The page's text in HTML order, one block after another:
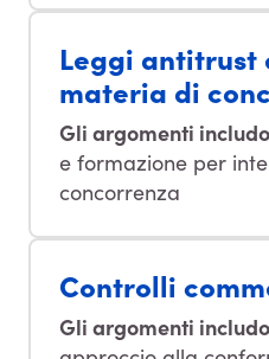
Leggi antitrust
materia di
Gli argomenti
e formazione per
concorrenza
Controlli
Gli argomenti